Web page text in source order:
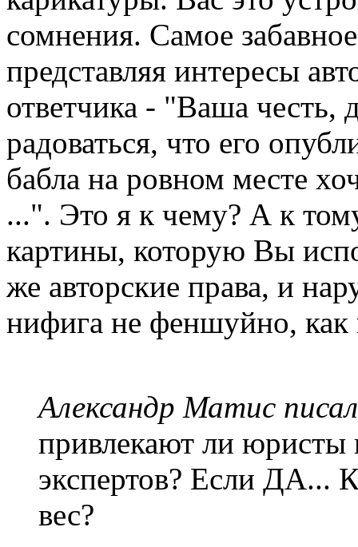
сомнения. Самое
представляя интересы
ответчика - "Ваша честь,
радоваться, что его
бабла на ровном месте
...". Это я к чему? А к
картины, которую Вы
же авторские права, и
нифига не феншуйно,
Александр Матис
привлекают ли юристы
экспертов? Если ДА...
вес?